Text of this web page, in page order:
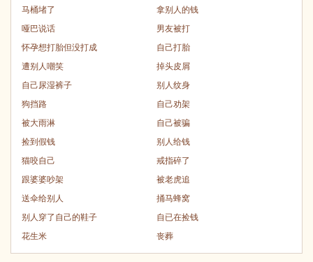
马桶堵了
拿别人的钱
哑巴说话
男友被打
怀孕想打胎但没打成
自己打胎
遭别人嘲笑
掉头皮屑
自己尿湿裤子
别人纹身
狗挡路
自己劝架
被大雨淋
自己被骗
捡到假钱
别人给钱
猫咬自己
戒指碎了
跟婆婆吵架
被老虎追
送伞给别人
捅马蜂窝
别人穿了自己的鞋子
自已在捡钱
花生米
丧葬